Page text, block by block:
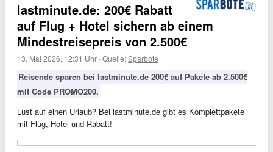
lastminute.de: 200€ Rabatt
auf Flug + Hotel sichern ab einem
Mindestreisepreis von 2.500€
13. Mai 2026, 12:31 Uhr ·Quelle:Sparbote
Reisende sparen bei lastminute.de 200€ auf Pakete ab 2.500€
mit Code PROMO200.
Lust auf einen Urlaub? Bei lastminute.de gibt es Komplettpakete
mit Flug, Hotel und Rabatt!